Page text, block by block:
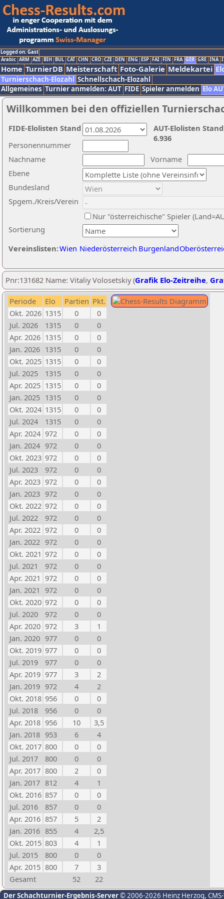
Logged on: Gast
Arabic ARM AZE BIH BUL CAT CHN CRO CZE DEN ENG ESP FAI FIN FRA GER GRE INA
Home TurnierDB Meisterschaft Foto-Galerie Meldekartei
Turnierschach-Elozahl Schnellschach-Elozahl
Allgemeines Turnier anmelden: AUT FIDE Spieler anmelden Elo
Willkommen bei den offiziellen
Nachname
Vorname
Ebene
Sortierung
Personennummer
Bundesland
Spgem./Kreis/Verein
Nur "österreichische" Spieler
Vereinslisten:Wien Niederösterreich Burgenland
AUT-Elolisten
6.936
FIDE-Elolisten Stand
Pnr:131682 Name: Vitaliy Volosetskiy (Grafik Elo-Zeitreihe,
Periode Elo Partien Pkt.
Okt. 2026 1315 0
0
Jul. 2026
1315 0
0
Apr. 2026 1315 0
0
Jan. 2026 1315 0
0
Okt. 2025 1315 0
0
Jul. 2025
1315 0
0
Apr. 2025 1315 0
0
Jan. 2025 1315 0
0
Okt. 2024 1315 0
0
Jul. 2024
1315 0
0
Apr. 2024 972 0
0
Jan. 2024 972 0
0
Okt. 2023 972 0
0
Jul. 2023
972 0
0
Apr. 2023 972 0
0
Jan. 2023 972 0
0
Okt. 2022 972 0
0
Jul. 2022
972 0
0
Apr. 2022 972 0
0
Jan. 2022 972 0
0
Okt. 2021 972 0
0
Jul. 2021
972 0
0
Apr. 2021 972 0
0
Jan. 2021 972 0
0
Okt. 2020 972 0
0
Jul. 2020
972 0
0
Apr. 2020 972 3
1
Jan. 2020 977 0
0
Okt. 2019 977 0
0
Jul. 2019
977 0
0
Apr. 2019 977 3
2
Jan. 2019 972 4
2
Okt. 2018 956 0
0
Jul. 2018
956 0
0
Apr. 2018 956 10
3,5
Jan. 2018 953 6
4
Okt. 2017 800 0
0
Jul. 2017
800 0
0
Apr. 2017 800 2
0
Jan. 2017 812 4
1
Okt. 2016 857 0
0
Jul. 2016
857 0
0
Apr. 2016 857 5
2
Jan. 2016 855 4
2,5
Okt. 2015 803 4
1
Jul. 2015
800 0
0
Apr. 2015 800 7
3
Gesamt
52 22
Der Schachturnier-Ergebnis-Server© 2006-2026 Heinz Herzog,